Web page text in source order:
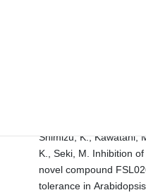
Shimizu, K., Kawatani,
K., Seki, M. Inhibition
novel compound
tolerance in